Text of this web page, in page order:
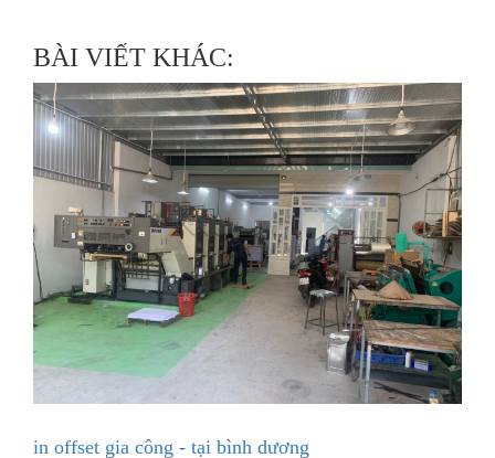
BÀI VIẾT KHÁC:
in offset gia công - tại bình dương